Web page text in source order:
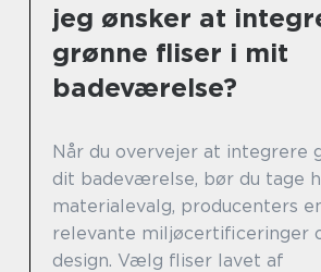
jeg ønsker at
grønne fliser i mit
badeværelse?
Når du overvejer at integrere
dit badeværelse, bør du tage
materialevalg, producenters
relevante miljøcertificeringer
design. Vælg fliser lavet af